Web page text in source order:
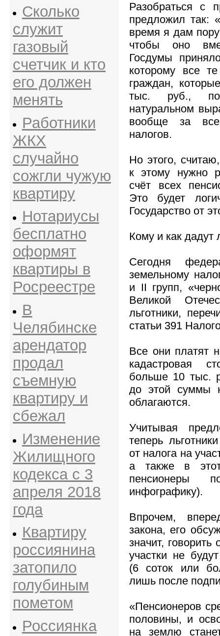
Сколько
служит
газовый
счетчик и кто
его должен
менять
Работники
ЖКХ
случайно
сожгли чужую
квартиру
Нотариусы
бесплатно
оформят
квартиры в
Росреестре
В
Челябинске
арендатор
продал
съемную
квартиру и
сбежал
Изменение
Жилищного
кодекса с 3
апреля 2018
года
Квартиру
россиянина
затопило
голубиным
пометом
Россиянка
Разобраться с
предложил так:
время я дам
чтобы оно
Госдумы
которому все
граждан,
тыс. руб.,
натуральном
вообще за
налогов.
Но этого,
к этому нужно
счёт всех
Это будет
Государство от
Кому и как дадут
Сегодня
земельному
и II групп,
Великой
льготники,
статьи 391
Все они платят
кадастровая
больше 10 тыс.
до этой суммы
облагаются.
Учитывая
теперь
от налога на
а также в
пенсионеры
инфографику).
Впрочем,
закона, его
значит, говорить
участки не
(6 соток или
лишь после
«Пенсионеров
половины, и
на землю